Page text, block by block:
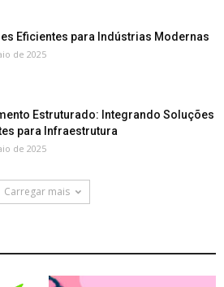
Eficientes para Indústrias Modernas
de 2025
Estruturado: Integrando Soluções
para Infraestrutura
de 2025
Carregar mais